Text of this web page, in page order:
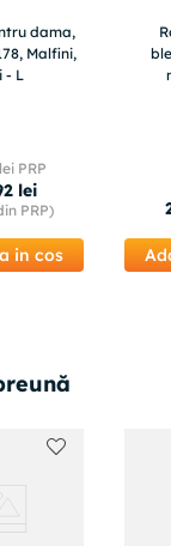
dama,
Malfini,
- L
lei PRP
lei
PRP)
in cos